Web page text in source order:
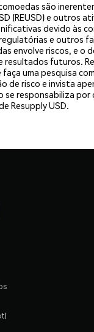
são
(REUSD) e outros
devido às
e outros
envolve riscos, e o
resultados futuros.
uma pesquisa
de risco e invista
se responsabiliza
Resupply USD.